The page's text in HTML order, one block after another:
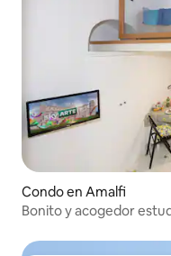
Condo en Amalfi
Bonito y acogedor